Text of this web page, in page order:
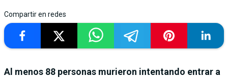
Compartir en redes
Al menos 88 personas murieron intentando entrar a